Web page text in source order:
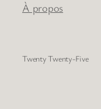
À propos
Twenty Twenty-Five